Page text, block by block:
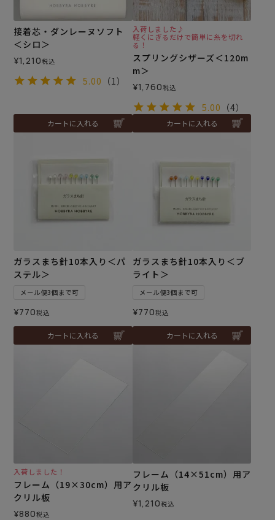
接着芯・ダンレーヌソフト
＜シロ＞
¥1,210税込
5.00 （1）
カートに入れる
入荷しました♪
軽くにぎるだけで簡単に糸を切れ
る！
スプリングシザーズ＜120m
m＞
¥1,760税込
5.00 （4）
カートに入れる
ガラスまち針10本入り＜パ
ステル＞
メール便3個まで可
¥770税込
カートに入れる
ガラスまち針10本入り＜ブ
ライト＞
メール便3個まで可
¥770税込
カートに入れる
入荷しました！
フレーム（19×30cm）用ア
クリル板
¥880税込
フレーム（14×51cm）用ア
クリル板
¥1,210税込